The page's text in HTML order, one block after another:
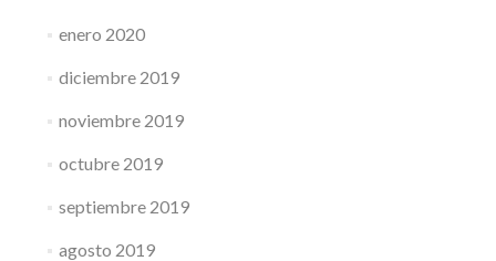
enero 2020
diciembre 2019
noviembre 2019
octubre 2019
septiembre 2019
agosto 2019